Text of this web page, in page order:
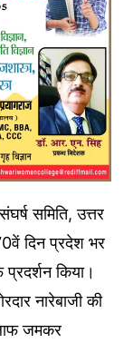
समिति, उत्तर
दिन प्रदेश भर
किया।
नारेबाजी की
जमकर